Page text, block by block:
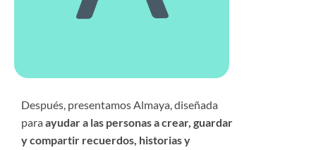
Después, presentamos Almaya, diseñada
para ayudar a las personas a crear, guardar
y compartir recuerdos, historias y